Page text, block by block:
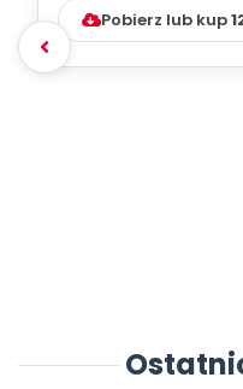
Pobierz lub kup